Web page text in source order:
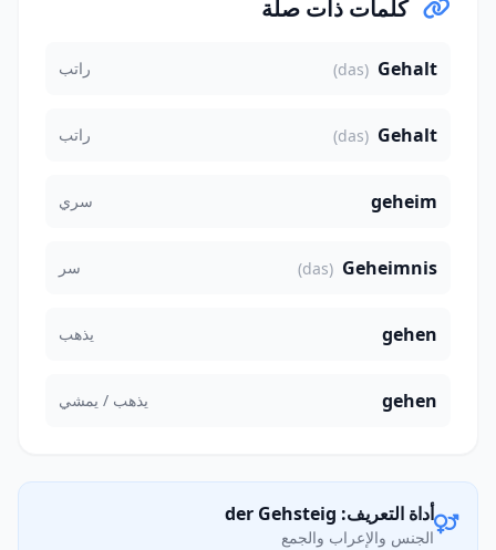
كلمات ذات صلة
Gehalt
(das) راتب
Gehalt
(das) راتب
geheim سري
Geheimnis
(das) سر
gehen يذهب
gehen يذهب / يمشي
أداة التعريف: der Gehsteig
الجنس والإعراب والجمع